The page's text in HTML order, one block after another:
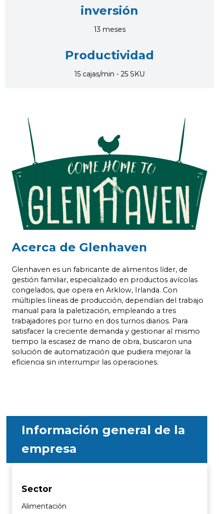
inversión
13 meses
Productividad
15 cajas/min - 25 SKU
Acerca de Glenhaven
Glenhaven es un fabricante de alimentos líder, de
gestión familiar, especializado en productos avícolas
congelados, que opera en Arklow, Irlanda. Con
múltiples líneas de producción, dependían del trabajo
manual para la paletización, empleando a tres
trabajadores por turno en dos turnos diarios. Para
satisfacer la creciente demanda y gestionar al mismo
tiempo la escasez de mano de obra, buscaron una
solución de automatización que pudiera mejorar la
eficiencia sin interrumpir las operaciones.
Información general de la
empresa
Sector
Alimentación